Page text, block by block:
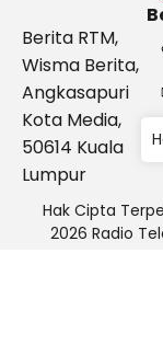
Berita RTM,
Wisma Berita,
Angkasapuri
Kota Media,
50614 Kuala
Lumpur
Hak Cipta
2026 Radio